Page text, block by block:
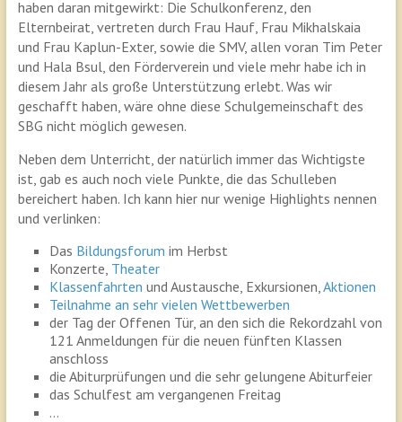
haben daran mitgewirkt: Die Schulkonferenz, den
Elternbeirat, vertreten durch Frau Hauf, Frau Mikhalskaia
und Frau Kaplun-Exter, sowie die SMV, allen voran Tim Peter
und Hala Bsul, den Förderverein und viele mehr habe ich in
diesem Jahr als große Unterstützung erlebt. Was wir
geschafft haben, wäre ohne diese Schulgemeinschaft des
SBG nicht möglich gewesen.
Neben dem Unterricht, der natürlich immer das Wichtigste
ist, gab es auch noch viele Punkte, die das Schulleben
bereichert haben. Ich kann hier nur wenige Highlights nennen
und verlinken:
Das Bildungsforum im Herbst
Konzerte, Theater
Klassenfahrten und Austausche, Exkursionen, Aktionen
Teilnahme an sehr vielen Wettbewerben
der Tag der Offenen Tür, an den sich die Rekordzahl von
121 Anmeldungen für die neuen fünften Klassen
anschloss
die Abiturprüfungen und die sehr gelungene Abiturfeier
das Schulfest am vergangenen Freitag
…